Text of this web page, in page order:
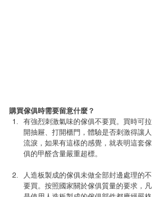
購買傢俱時需要留意什麼？
有強烈刺激氣味的傢俱不要買。買時可拉
開抽屜、打開櫃門，體驗是否刺激得讓人
流淚，如果有這樣的感覺，就表明這套傢
俱的甲醛含量嚴重超標。
人造板製成的傢俱未做全部封邊處理的不
要買。按照國家關於傢俱質量的要求，凡